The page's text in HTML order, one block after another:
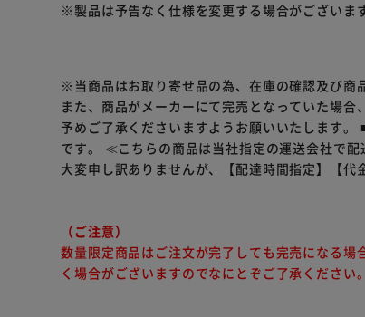
です。
※製品は予告なく仕様を変更する場合がございま
※当商品はお取り寄せ品の為、在庫の確認及び商
また、商品がメーカーにて完売となっていた場合
予めご了承くださいますようお願いいたします。
です。 ≪こちらの商品は当社指定の運送会社で配
大変申し訳ありませんが、【配達時間指定】【代
（ご注意）
数量限定商品はご注文が完了しても完売になる場
く場合がございますのでなにとぞご了承ください。